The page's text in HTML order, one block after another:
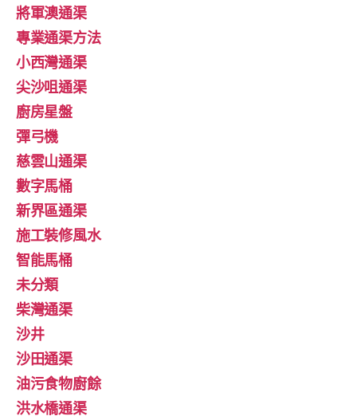
將軍澳通渠
專業通渠方法
小西灣通渠
尖沙咀通渠
廚房星盤
彈弓機
慈雲山通渠
數字馬桶
新界區通渠
施工裝修風水
智能馬桶
未分類
柴灣通渠
沙井
沙田通渠
油污食物廚餘
洪水橋通渠